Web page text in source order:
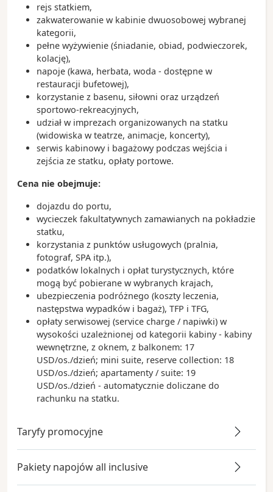
Park Narodowy Everglades – wyjątkowy obszar
bagienny zamieszkiwany przez aligatory, manaty i
wiele gatunków ptaków
Ciekawostki:
Fort Lauderdale posiada ponad 480 kilometrów
śródlądowych dróg wodnych, dlatego często
nazywane jest „Wenecją Ameryki”
Port Everglades należy do największych i
najbardziej ruchliwych portów wycieczkowych na
świecie
Miasto jest jednym z najważniejszych ośrodków
żeglarskich i jachtowych w Stanach Zjednoczonych
rejs statkiem,
zakwaterowanie w kabinie dwuosobowej wybranej
kategorii,
pełne wyżywienie (śniadanie, obiad, podwieczorek,
kolację),
napoje (kawa, herbata, woda - dostępne w
restauracji bufetowej),
korzystanie z basenu, siłowni oraz urządzeń
sportowo-rekreacyjnych,
udział w imprezach organizowanych na statku
(widowiska w teatrze, animacje, koncerty),
serwis kabinowy i bagażowy podczas wejścia i
zejścia ze statku, opłaty portowe.
Cena nie obejmuje:
dojazdu do portu,
wycieczek fakultatywnych zamawianych na pokładzie
statku,
korzystania z punktów usługowych (pralnia,
fotograf, SPA itp.),
podatków lokalnych i opłat turystycznych, które
mogą być pobierane w wybranych krajach,
ubezpieczenia podróżnego (koszty leczenia,
następstwa wypadków i bagaż), TFP i TFG,
opłaty serwisowej (service charge / napiwki) w
wysokości uzależnionej od kategorii kabiny - kabiny
wewnętrzne, z oknem, z balkonem: 17
USD/os./dzień; mini suite, reserve collection: 18
USD/os./dzień; apartamenty / suite: 19
USD/os./dzień - automatycznie doliczane do
rachunku na statku.
Taryfy promocyjne
Pakiety napojów all inclusive